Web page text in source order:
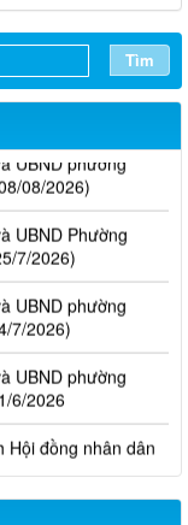
Tìm
UBND phường
08/2026)
UBND Phường
7/2026)
UBND phường
7/2026)
UBND phường
6/2026
đồng nhân dân
Nhơn Trạch năm